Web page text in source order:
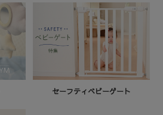
セーフティベビーゲート